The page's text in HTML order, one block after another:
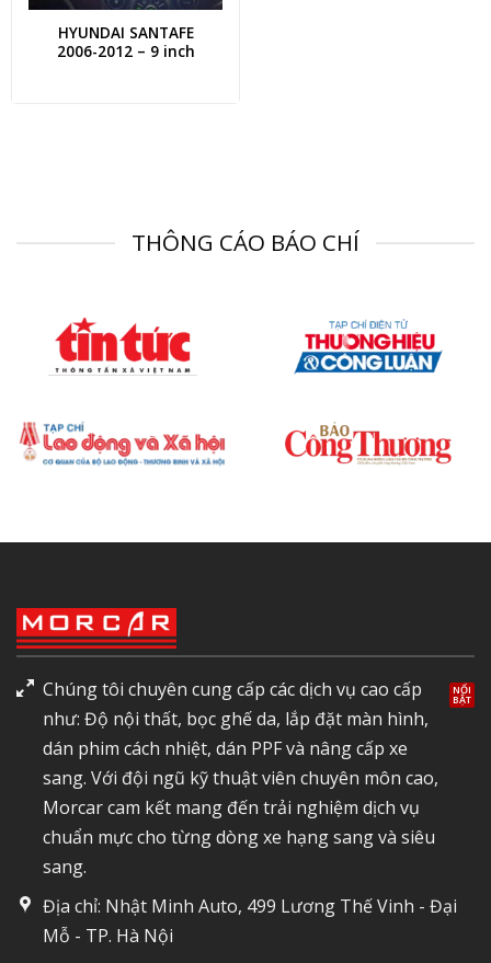
HYUNDAI SANTAFE
2006-2012 – 9 inch
THÔNG CÁO BÁO CHÍ
Chúng tôi chuyên cung cấp các dịch vụ cao cấp
như: Độ nội thất, bọc ghế da, lắp đặt màn hình,
dán phim cách nhiệt, dán PPF và nâng cấp xe
sang. Với đội ngũ kỹ thuật viên chuyên môn cao,
Morcar cam kết mang đến trải nghiệm dịch vụ
chuẩn mực cho từng dòng xe hạng sang và siêu
sang.
Địa chỉ: Nhật Minh Auto, 499 Lương Thế Vinh - Đại
Mỗ - TP. Hà Nội